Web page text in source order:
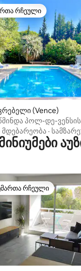
5‑დან 5, 17
რჩეული
რჩეული
(Vence)
პოლ-დე-ვენსის
აუზით
მდებარეობა ·
რჩეული მოწინავე
რჩეული